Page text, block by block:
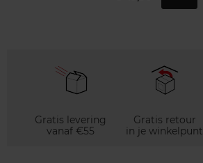
Gratis levering
vanaf €55
Gratis retour
in je winkelpunt